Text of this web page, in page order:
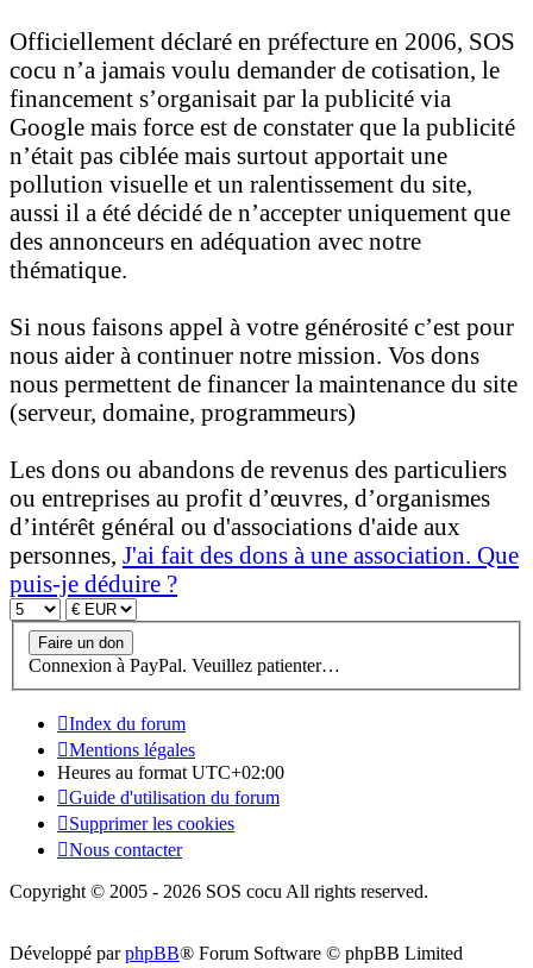
Officiellement déclaré en préfecture en 2006, SOS
cocu n’a jamais voulu demander de cotisation, le
financement s’organisait par la publicité via
Google mais force est de constater que la publicité
n’était pas ciblée mais surtout apportait une
pollution visuelle et un ralentissement du site,
aussi il a été décidé de n’accepter uniquement que
des annonceurs en adéquation avec notre
thématique.
Si nous faisons appel à votre générosité c’est pour
nous aider à continuer notre mission. Vos dons
nous permettent de financer la maintenance du site
(serveur, domaine, programmeurs)
Les dons ou abandons de revenus des particuliers
ou entreprises au profit d’œuvres, d’organismes
d’intérêt général ou d'associations d'aide aux
personnes, J'ai fait des dons à une association. Que
puis-je déduire ?
Connexion à PayPal. Veuillez patienter…
Index du forum
Mentions légales
Heures au format UTC+02:00
Guide d'utilisation du forum
Supprimer les cookies
Nous contacter
Copyright © 2005 - 2026 SOS cocu All rights reserved.
Développé parphpBB® Forum Software © phpBB Limited